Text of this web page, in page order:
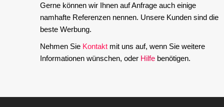
Gerne können wir Ihnen auf Anfrage auch einige
namhafte Referenzen nennen. Unsere Kunden sind die
beste Werbung.
Nehmen Sie Kontakt mit uns auf, wenn Sie weitere
Informationen wünschen, oder Hilfe benötigen.